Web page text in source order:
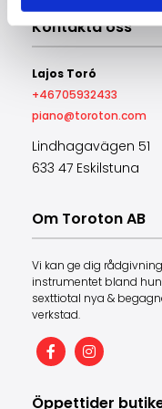
Kontakta oss
Lajos Toró
+46705932433
piano@toroton.com
Lindhagavägen 51
633 47 Eskilstuna
Om Toroton AB
Vi kan ge dig
instrumentet bland
sexttiotal nya &
verkstad.
Öppettider